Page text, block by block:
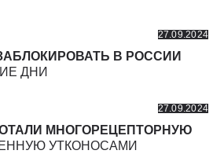
27.09.2024
В РОССИИ
ДНИ
27.09.2024
МНОГОРЕЦЕПТОРНУЮ
УТКОНОСАМИ